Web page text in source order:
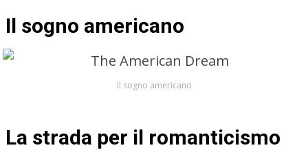
Il sogno americano
Il sogno americano
La strada per il romanticismo